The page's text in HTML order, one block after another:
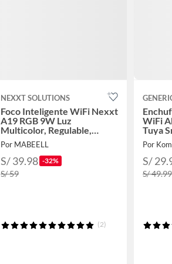
NEXXT SOLUTIONS
Foco Inteligente WiFi Nexxt
A19 RGB 9W Luz
Multicolor, Regulable,
Compatible con Alexa y
Google Home
Por MABEELL
S/ 39.98 -32%
S/ 59
(2)
WiFi
Tuya
Por
S/
S/ 49.99